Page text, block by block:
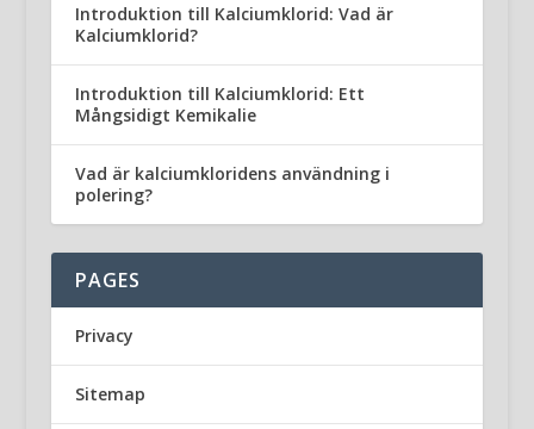
Introduktion till Kalciumklorid: Vad är
Kalciumklorid?
Introduktion till Kalciumklorid: Ett
Mångsidigt Kemikalie
Vad är kalciumkloridens användning i
polering?
PAGES
Privacy
Sitemap